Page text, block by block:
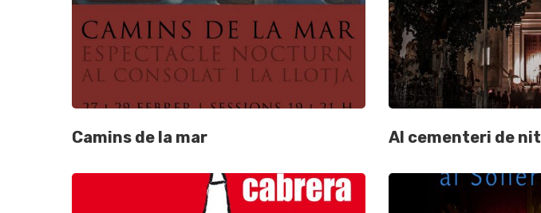
Camins de la mar Al cementeri de nit